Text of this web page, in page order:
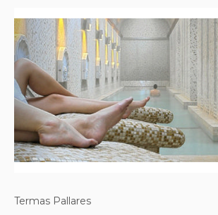
Previous
Termas Pallares